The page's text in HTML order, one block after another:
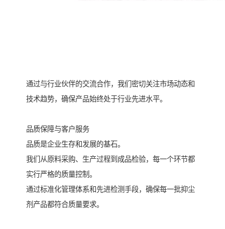
通过与行业伙伴的交流合作，我们密切关注市场动态和
技术趋势，确保产品始终处于行业先进水平。
品质保障与客户服务
品质是企业生存和发展的基石。
我们从原料采购、生产过程到成品检验，每一个环节都
实行严格的质量控制。
通过标准化管理体系和先进检测手段，确保每一批抑尘
剂产品都符合质量要求。